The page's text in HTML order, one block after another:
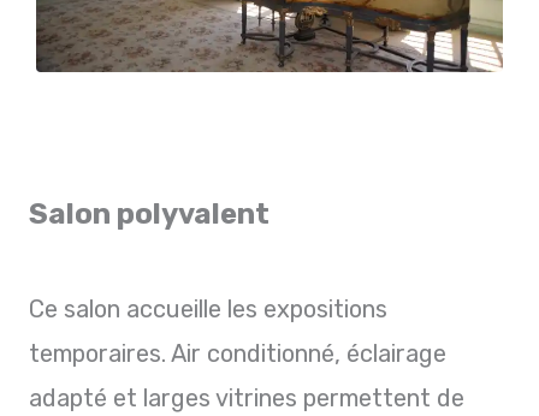
Salon polyvalent
Ce salon accueille les expositions
temporaires. Air conditionné, éclairage
adapté et larges vitrines permettent de